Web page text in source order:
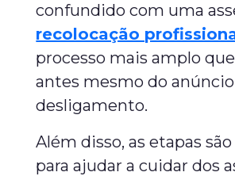
confundido com uma
recolocação
processo mais amplo
antes mesmo do
desligamento.
Além disso, as etapas
para ajudar a cuidar dos